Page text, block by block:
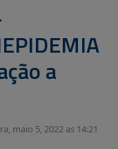
a
maio 5, 2022 as 14:21